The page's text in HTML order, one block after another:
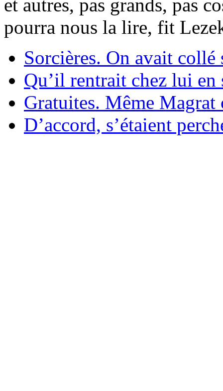
et autres, pas grands, pas
pourra nous la lire, fit
Sorcières. On avait collé
Qu’il rentrait chez lui en
Gratuites. Même Magrat
D’accord, s’étaient